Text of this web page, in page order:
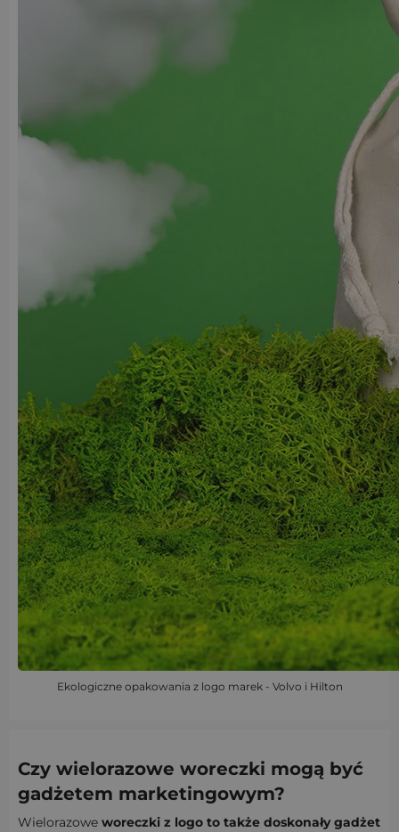
Ekologiczne opakowania z logo marek - Volvo i Hilton
Czy wielorazowe woreczki mogą być
gadżetem marketingowym?
Wielorazowe woreczki z logo to także doskonały gadżet